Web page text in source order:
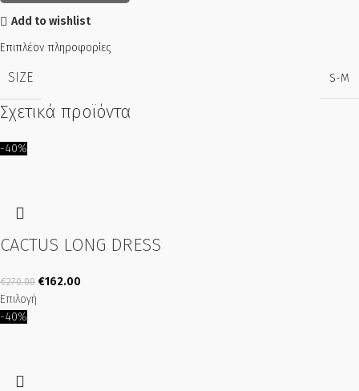
Add to wishlist
Επιπλέον πληροφορίες
SIZE S-M
Σχετικά προϊόντα
-40%
CACTUS LONG DRESS
€270.00 €162.00
Επιλογή
-40%